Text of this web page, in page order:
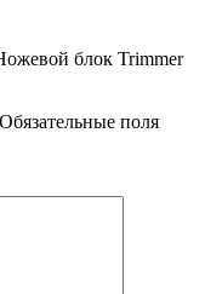
блок Trimmer
Обязательные поля